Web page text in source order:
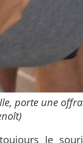
porte une
le